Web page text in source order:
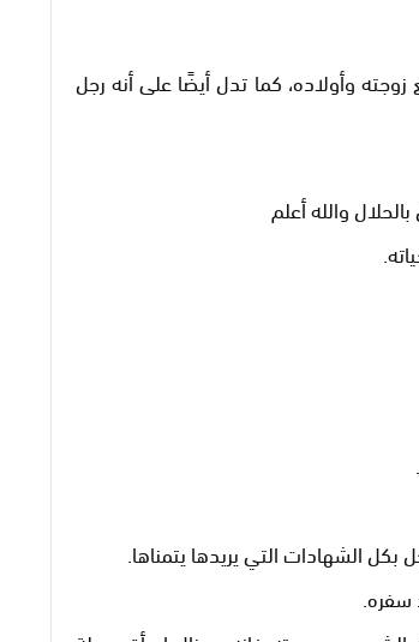
وأولاده، كما تدل أيضًا على أنه رجل
والله أعلم
بكل الشهادات التي يريدها يتمناها.
سفره.